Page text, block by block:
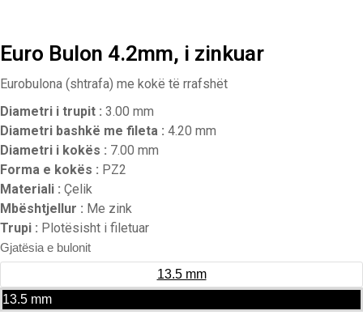
Euro Bulon 4.2mm, i zinkuar
Eurobulona (shtrafa) me kokë të rrafshët
Diametri i trupit : 3.00 mm
Diametri bashkë me fileta : 4.20 mm
Diametri i kokës : 7.00 mm
Forma e kokës : PZ2
Materiali : Çelik
Mbështjellur : Me zink
Trupi : Plotësisht i filetuar
Gjatësia e bulonit
13.5 mm
13.5 mm